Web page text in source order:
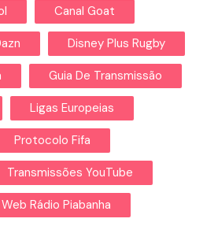
Canal Goat
Disney Plus Rugby
Guia De Transmissão
Ligas Europeias
Protocolo Fifa
Transmissões YouTube
Web Rádio Piabanha